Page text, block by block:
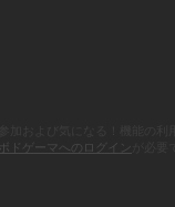
ボドゲーマへのログイン